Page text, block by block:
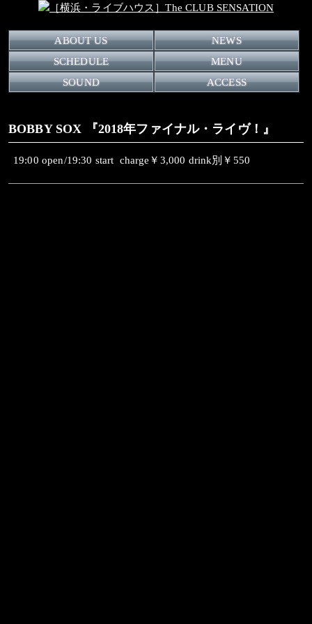
ABOUT US
NEWS
SCHEDULE
MENU
SOUND
ACCESS
BOBBY SOX 『2018年ファイナル・ライヴ！』
19:00 open/19:30 start charge￥3,000 drink別￥550